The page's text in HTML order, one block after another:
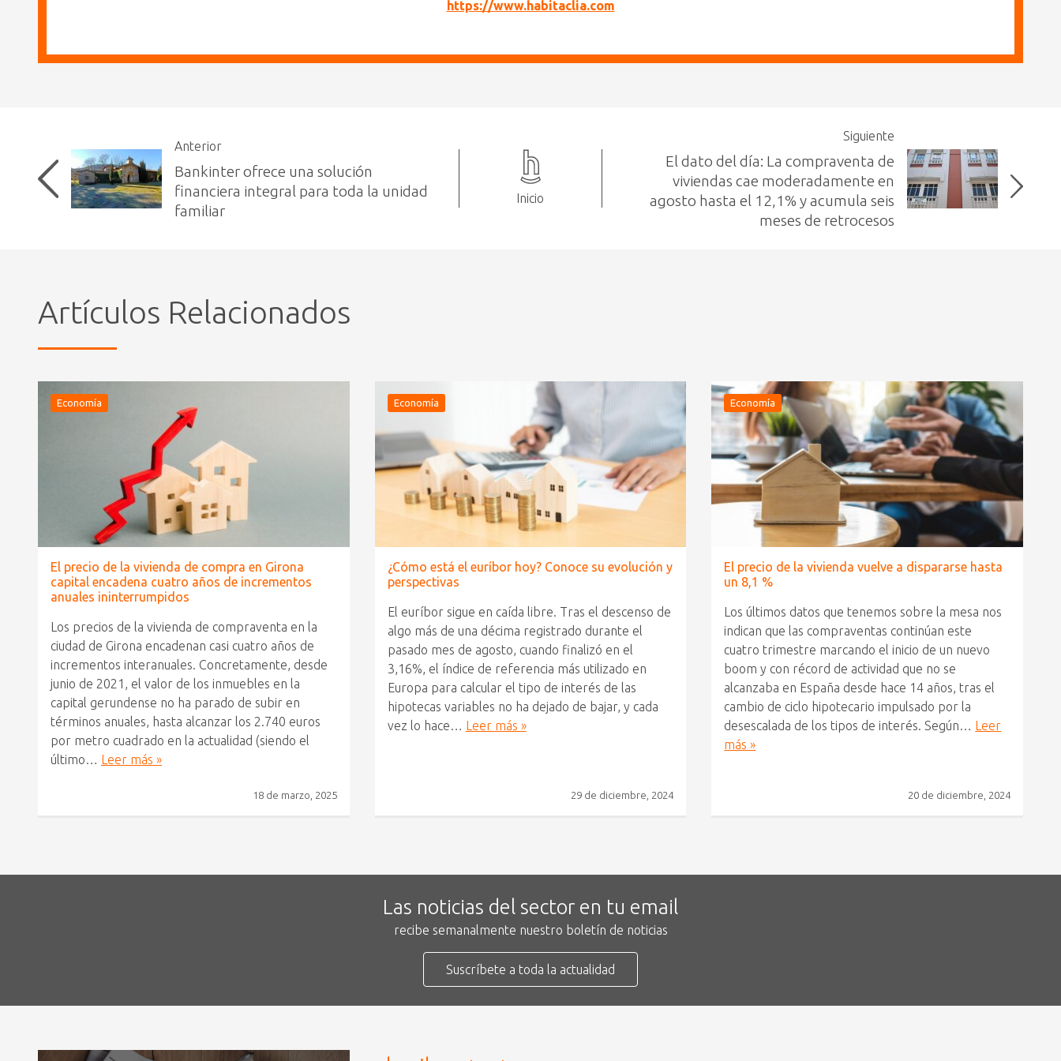
https://www.habitaclia.com
Anterior
Bankinter ofrece una solución
financiera integral para toda la unidad
familiar
Inicio
Siguiente
El dato del día: La compraventa de
viviendas cae moderadamente en
agosto hasta el 12,1% y acumula seis
meses de retrocesos
Artículos Relacionados
Economía
El precio de la vivienda de compra en Girona
capital encadena cuatro años de incrementos
anuales ininterrumpidos
Los precios de la vivienda de compraventa en la
ciudad de Girona encadenan casi cuatro años de
incrementos interanuales. Concretamente, desde
junio de 2021, el valor de los inmuebles en la
capital gerundense no ha parado de subir en
términos anuales, hasta alcanzar los 2.740 euros
por metro cuadrado en la actualidad (siendo el
último…
Leer más »
18 de marzo, 2025
Economía
¿Cómo está el euríbor hoy? Conoce su evolución y
perspectivas
El euríbor sigue en caída libre. Tras el descenso de
algo más de una décima registrado durante el
pasado mes de agosto, cuando finalizó en el
3,16%, el índice de referencia más utilizado en
Europa para calcular el tipo de interés de las
hipotecas variables no ha dejado de bajar, y cada
vez lo hace…
Leer más »
29 de diciembre, 2024
Economía
El precio de la vivienda vuelve a dispararse hasta
un 8,1 %
Los últimos datos que tenemos sobre la mesa nos
indican que las compraventas continúan este
cuatro trimestre marcando el inicio de un nuevo
boom y con récord de actividad que no se
alcanzaba en España desde hace 14 años, tras el
cambio de ciclo hipotecario impulsado por la
desescalada de los tipos de interés. Según…
Leer
más »
20 de diciembre, 2024
Las noticias del sector en tu email
recibe semanalmente nuestro boletín de noticias
Suscríbete a toda la actualidad